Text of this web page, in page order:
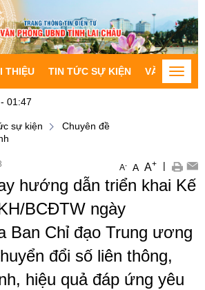
THIỆU TIN TỨC SỰ KIỆN VĂN BẢNToggle
01:47
sự kiện
Chuyên đề
A- A A+ |
hướng dẫn triển khai Kế
BCĐTW ngày
Ban Chỉ đạo Trung ương
đổi số liên thông,
hiệu quả đáp ứng yêu